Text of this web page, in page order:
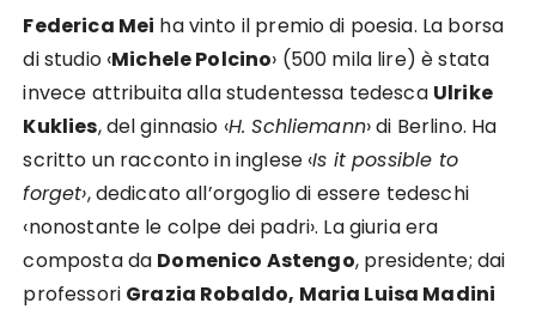
Federica Mei ha vinto il premio di poesia. La borsa
di studio ‹Michele Polcino› (500 mila lire) è stata
invece attribuita alla studentessa tedesca Ulrike
Kuklies, del ginnasio ‹H. Schliemann› di Berlino. Ha
scritto un racconto in inglese ‹Is it possible to
forget›, dedicato all’orgoglio di essere tedeschi
‹nonostante le colpe dei padri›. La giuria era
composta da Domenico Astengo, presidente; dai
professori Grazia Robaldo, Maria Luisa Madini